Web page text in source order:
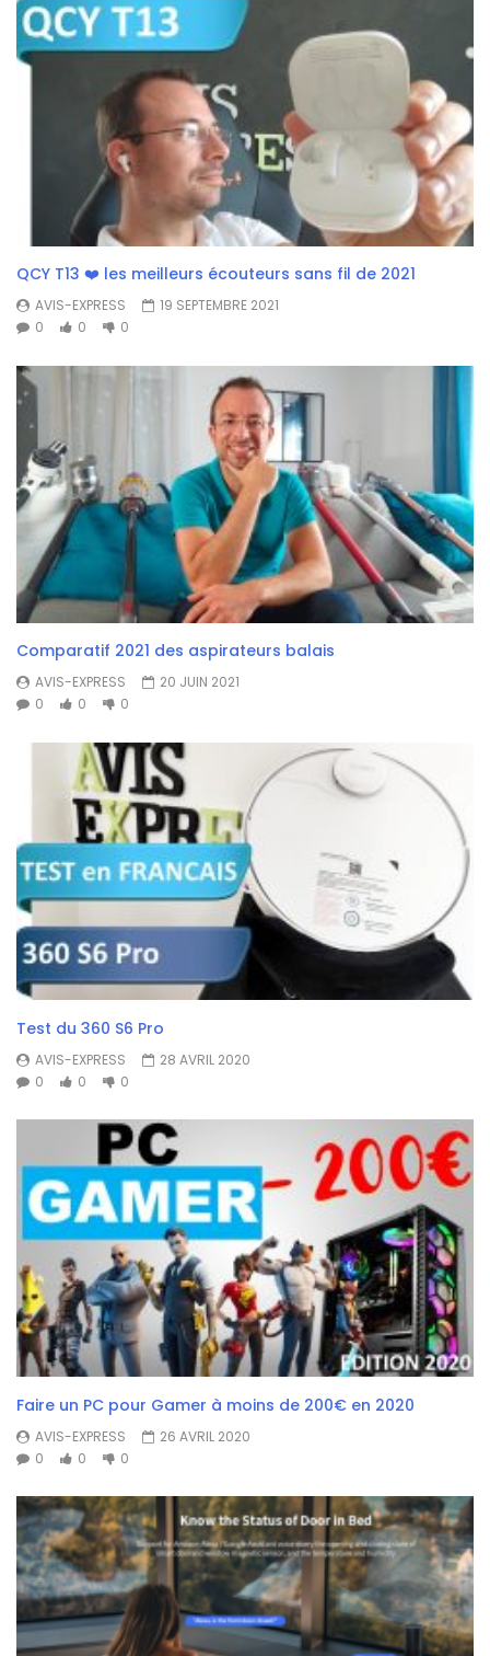
QCY T13 ❤️ les meilleurs écouteurs sans fil de 2021
AVIS-EXPRESS
19 SEPTEMBRE 2021
0
0 0
Comparatif 2021 des aspirateurs balais
AVIS-EXPRESS
20 JUIN 2021
0
0 0
Test du 360 S6 Pro
AVIS-EXPRESS
28 AVRIL 2020
0
0 0
Faire un PC pour Gamer à moins de 200€ en 2020
AVIS-EXPRESS
26 AVRIL 2020
0
0 0